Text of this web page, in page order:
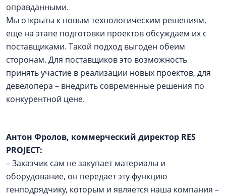
оправданными.
Мы открыты к новым технологическим решениям,
еще на этапе подготовки проектов обсуждаем их с
поставщиками. Такой подход выгоден обеим
сторонам. Для поставщиков это возможность
принять участие в реализации новых проектов, для
девелопера – внедрить современные решения по
конкурентной цене.
Антон Фролов, коммерческий директор RES
PROJECT:
– Заказчик сам не закупает материалы и
оборудование, он передает эту функцию
генподрядчику, которым и является наша компания –